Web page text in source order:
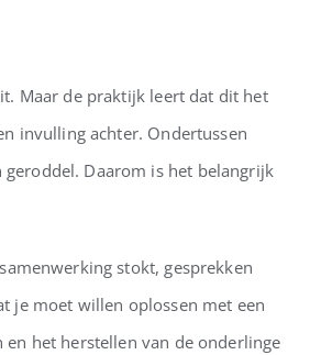
Maar de praktijk leert dat dit het
invulling achter. Ondertussen
Daarom is het belangrijk
stokt, gesprekken
je moet willen oplossen met een
het herstellen van de onderlinge